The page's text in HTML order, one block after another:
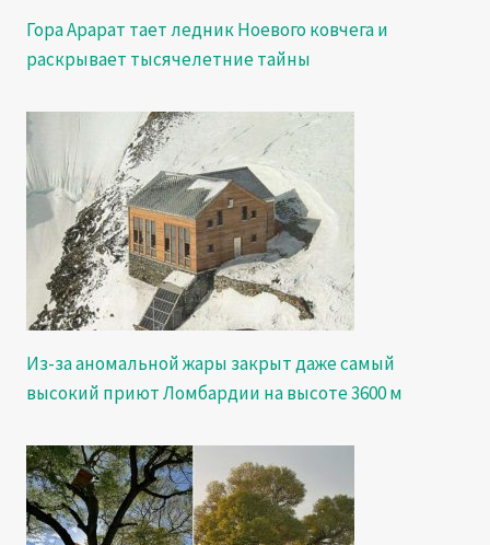
Гора Арарат тает ледник Ноевого ковчега и
раскрывает тысячелетние тайны
Из-за аномальной жары закрыт даже самый
высокий приют Ломбардии на высоте 3600 м